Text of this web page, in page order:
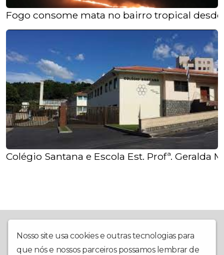
Fogo consome mata no bairro tropical desde
Colégio Santana e Escola Est. Profª. Geralda
Nosso site usa cookies e outras tecnologias para
que nós e nossos parceiros possamos lembrar de
de Camargos, nº 25, sala 203, Centro. Acesse pelo site:
diverso entre estilos variados internacionais e nacionais, vem